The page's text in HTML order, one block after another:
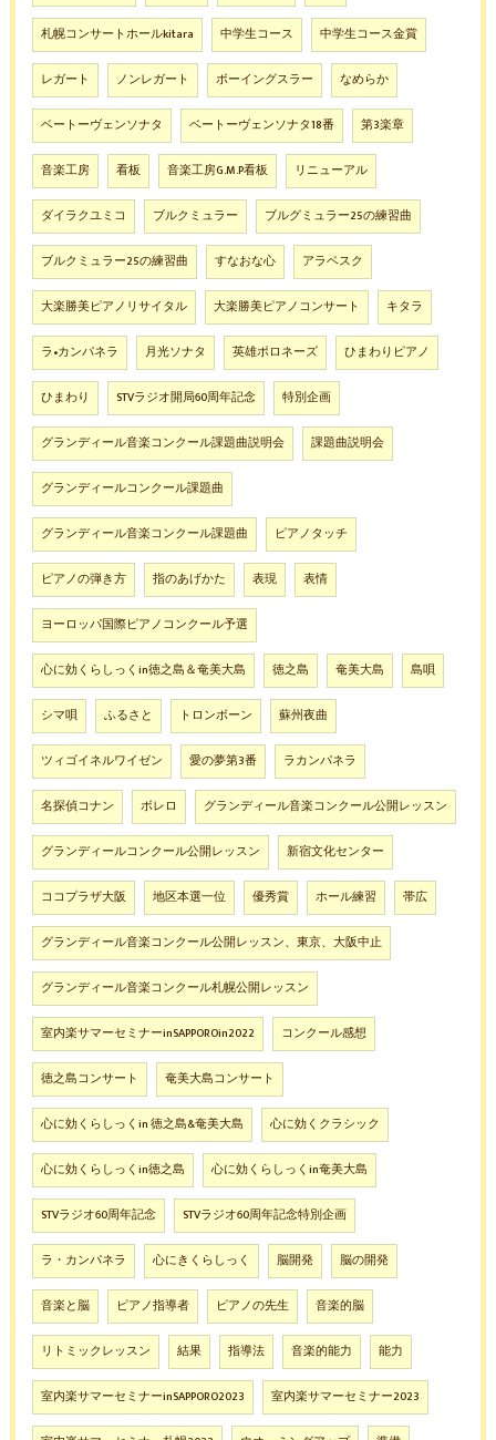
札幌コンサートホールkitara 中学生コース 中学生コース金賞
レガート ノンレガート ボーイングスラー なめらか
ベートーヴェンソナタ ベートーヴェンソナタ18番 第3楽章
音楽工房 看板 音楽工房G.M.P看板 リニューアル
ダイラクユミコ ブルクミュラー ブルグミュラー25の練習曲
ブルクミュラー25の練習曲 すなおな心 アラベスク
大楽勝美ピアノリサイタル 大楽勝美ピアノコンサート キタラ
ラ•カンパネラ 月光ソナタ 英雄ポロネーズ ひまわりピアノ
ひまわり STVラジオ開局60周年記念 特別企画
グランディール音楽コンクール課題曲説明会 課題曲説明会
グランディールコンクール課題曲
グランディール音楽コンクール課題曲 ピアノタッチ
ピアノの弾き方 指のあげかた 表現 表情
ヨーロッパ国際ピアノコンクール予選
心に効くらしっくin徳之島＆奄美大島 徳之島 奄美大島 島唄
シマ唄 ふるさと トロンボーン 蘇州夜曲
ツィゴイネルワイゼン 愛の夢第3番 ラカンパネラ
名探偵コナン ボレロ グランディール音楽コンクール公開レッスン
グランディールコンクール公開レッスン 新宿文化センター
ココプラザ大阪 地区本選一位 優秀賞 ホール練習 帯広
グランディール音楽コンクール公開レッスン、東京、大阪中止
グランディール音楽コンクール札幌公開レッスン
室内楽サマーセミナーinSAPPOROin2022 コンクール感想
徳之島コンサート 奄美大島コンサート
心に効くらしっくin 徳之島&奄美大島 心に効くクラシック
心に効くらしっくin徳之島 心に効くらしっくin奄美大島
STVラジオ60周年記念 STVラジオ60周年記念特別企画
ラ・カンパネラ 心にきくらしっく 脳開発 脳の開発
音楽と脳 ピアノ指導者 ピアノの先生 音楽的脳
リトミックレッスン 結果 指導法 音楽的能力 能力
室内楽サマーセミナーinSAPPORO2023 室内楽サマーセミナー2023